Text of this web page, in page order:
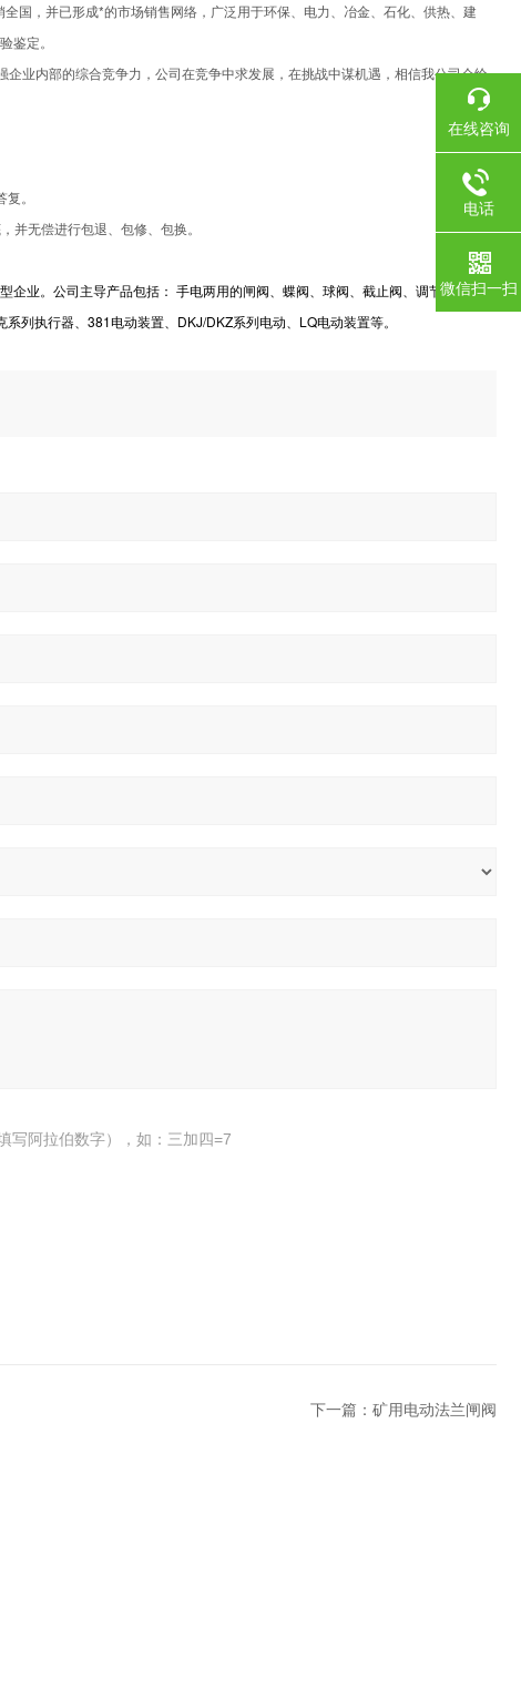
国，并已形成*的市场销售网络，广泛用于环保、电力、冶金、石化、供热、建
鉴定。
业内部的综合竞争力，公司在竞争中求发展，在挑战中谋机遇，相信我公司会给
复。
并无偿进行包退、包修、包换。
企业。公司主导产品包括： 手电两用的闸阀、蝶阀、球阀、截止阀、调节阀，止回
列执行器、381电动装置、DKJ/DKZ系列电动、LQ电动装置等。
写阿拉伯数字），如：三加四=7
下一篇： 矿用电动法兰闸阀
在线咨询
电话
微信扫一扫